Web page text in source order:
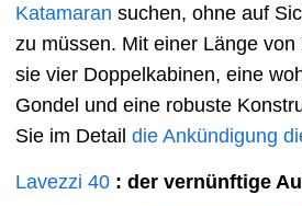
Katamaran suchen, ohne auf
zu müssen. Mit einer Länge
sie vier Doppelkabinen, eine
Gondel und eine robuste
Sie im Detail die Ankündigung
Lavezzi 40 : der vernünftige